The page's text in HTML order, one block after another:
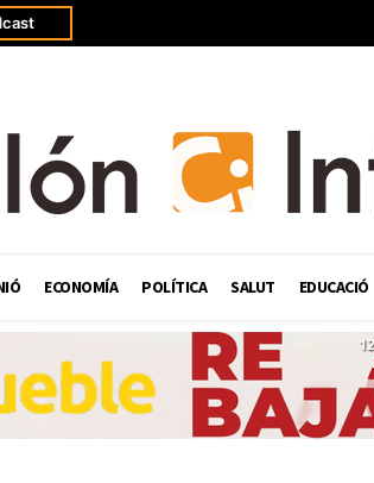
ECONOMÍA POLÍTICA SALUT EDUCACIÓ